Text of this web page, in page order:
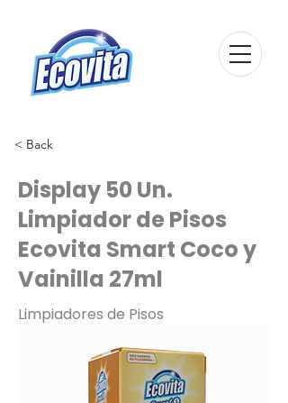
< Back
Display 50 Un.
Limpiador de Pisos
Ecovita Smart Coco y
Vainilla 27ml
Limpiadores de Pisos